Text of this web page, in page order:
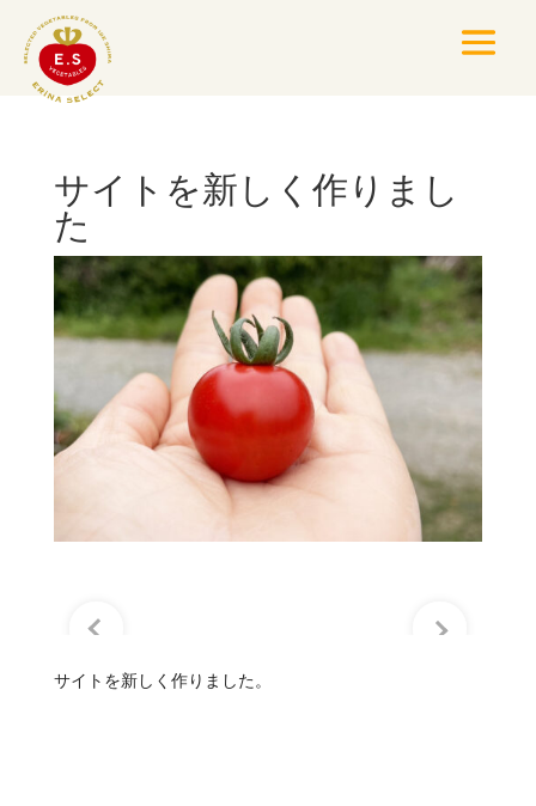
サイトを新しく作りまし
た
サイトを新しく作りました。